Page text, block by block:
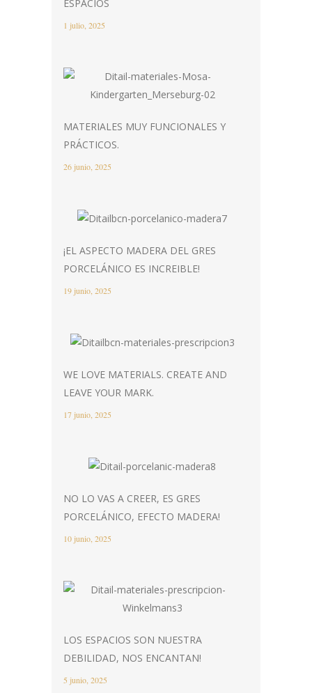
ESPACIOS
1 julio, 2025
MATERIALES MUY FUNCIONALES Y
PRÁCTICOS.
26 junio, 2025
¡EL ASPECTO MADERA DEL GRES
PORCELÁNICO ES INCREIBLE!
19 junio, 2025
WE LOVE MATERIALS. CREATE AND
LEAVE YOUR MARK.
17 junio, 2025
NO LO VAS A CREER, ES GRES
PORCELÁNICO, EFECTO MADERA!
10 junio, 2025
LOS ESPACIOS SON NUESTRA
DEBILIDAD, NOS ENCANTAN!
5 junio, 2025